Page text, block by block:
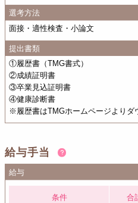
選考方法
面接・適性検査・小論文
提出書類
①履歴書（TMG書式）
②成績証明書
③卒業見込証明書
④健康診断書
※履歴書はTMGホームページよりダ
給与手当
給与
条件 合